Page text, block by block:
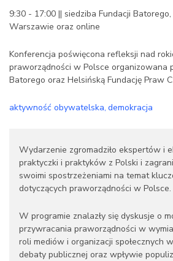
9:30 - 17:00 || siedziba Fundacji
Warszawie oraz online
Konferencja poświęcona refleksji nad
praworządności w Polsce organizowana
Batorego oraz Helsińską Fundację Praw
aktywność obywatelska demokracja
Wydarzenie zgromadziło ekspertów i
praktyczki i praktyków z Polski i
swoimi spostrzeżeniami na temat
dotyczących praworządności w Polsce.
W programie znalazły się dyskusje o
przywracania praworządności w
roli mediów i organizacji społecznych
debaty publicznej oraz wpływie